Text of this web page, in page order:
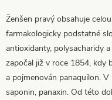
Ženšen pravý obsahuje
farmakologicky podstatné
antioxidanty, polysacharidy
započal již v roce 1854, kdy
a pojmenován panaquilon.
saponin, panaxin. Od této